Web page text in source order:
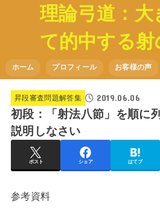
理論弓道：大
て的中する
ホーム プロフィール お客様の声
昇段審査問題解答集 2019.06.06
初段：「射法八節」を順に
説明しなさい
ポスト シェア はてブ
参考資料